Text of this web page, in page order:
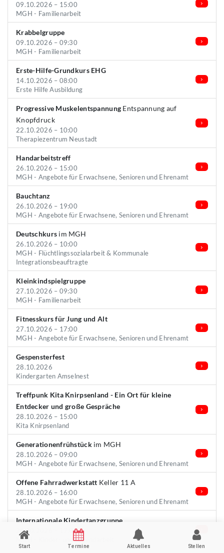
09.10.2026 – 15:00
MGH - Familienarbeit
Krabbelgruppe
09.10.2026 – 09:30
MGH - Familienarbeit
Erste-Hilfe-Grundkurs EHG
14.10.2026 – 08:00
Erste Hilfe Ausbildung
Progressive Muskelentspannung Entspannung auf
Knopfdruck
22.10.2026 – 10:00
Therapiezentrum Neustadt
Handarbeitstreff
26.10.2026 – 15:00
MGH - Angebote für Erwachsene, Senioren und Ehrenamt
Bauchtanz
26.10.2026 – 19:00
MGH - Angebote für Erwachsene, Senioren und Ehrenamt
Deutschkurs im MGH
26.10.2026 – 10:00
MGH - Flüchtlingssozialarbeit & Kommunale
Integrationsbeauftragte
Kleinkindspielgruppe
27.10.2026 – 09:30
MGH - Familienarbeit
Fitnesskurs für Jung und Alt
27.10.2026 – 17:00
MGH - Angebote für Erwachsene, Senioren und Ehrenamt
Gespensterfest
28.10.2026
Kindergarten Amselnest
Treffpunk Kita Knirpsenland - Ein Ort für kleine
Entdecker und große Gespräche
28.10.2026 – 15:00
Kita Knirpsenland
Generationenfrühstückim MGH
28.10.2026 – 09:00
MGH - Angebote für Erwachsene, Senioren und Ehrenamt
Offene Fahrradwerkstatt Keller 11 A
28.10.2026 – 16:00
MGH - Angebote für Erwachsene, Senioren und Ehrenamt
Internationale Kindertanzgruppe
28.10.2026 – 17:00
MGH - Kinder- und Jugendarbeit
Start Termine Aktuelles Stellen